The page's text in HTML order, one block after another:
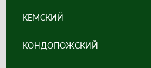
КЕМСКИЙ
КОНДОПОЖСКИЙ